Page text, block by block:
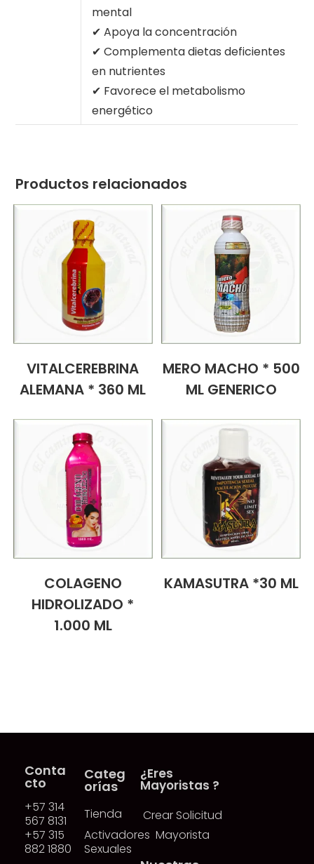
mental
✔ Apoya la concentración
✔ Complementa dietas deficientes
en nutrientes
✔ Favorece el metabolismo
energético
Productos relacionados
VITALCEREBRINA
ALEMANA * 360 ML
MERO MACHO * 500
ML GENERICO
COLAGENO
HIDROLIZADO *
1.000 ML
KAMASUTRA *30 ML
Conta
cto
+57 314
567 8131
+57 315
882 1880
Categ
orías
Tienda
Activadores
Sexuales
¿Eres
Mayoristas ?
Crear Solicitud
Mayorista